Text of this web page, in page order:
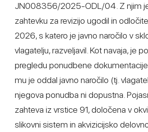
JN008356/2025-ODL/04. Z njim
zahtevku za revizijo ugodil in
2026, s katero je javno naročilo v
vlagatelju, razveljavil. Kot navaja, je
pregledu ponudbene
mu je oddal javno naročilo (tj.
njegova ponudba ni dopustna.
zahteva iz vrstice 91, določena v
slikovni sistem in akvizicijsko